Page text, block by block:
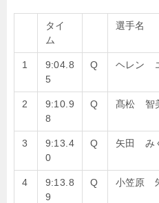
タイ
ム
選手名
1
9:04.8
5
Q ヘレン
2
9:10.9
8
Q 髙松 智
3
9:13.4
0
Q 矢田 み
4
9:13.8
9
Q 小笠原